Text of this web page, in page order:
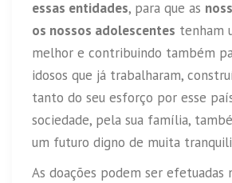
essas entidades, para que as
os nossos adolescentes tenham
melhor e contribuindo também
idosos que já trabalharam,
tanto do seu esforço por esse
sociedade, pela sua família,
um futuro digno de muita
As doações podem ser efetuadas